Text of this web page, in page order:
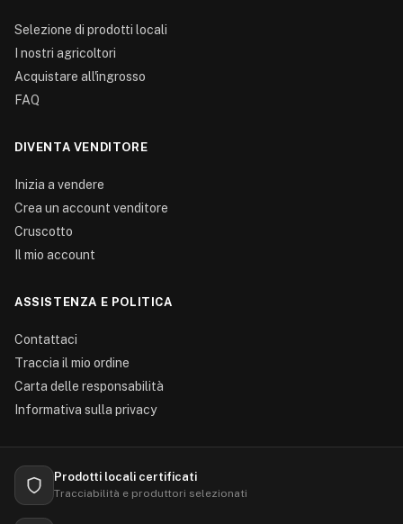
Selezione di prodotti locali
I nostri agricoltori
Acquistare all'ingrosso
FAQ
DIVENTA VENDITORE
Inizia a vendere
Crea un account venditore
Cruscotto
Il mio account
ASSISTENZA E POLITICA
Contattaci
Traccia il mio ordine
Carta delle responsabilità
Informativa sulla privacy
Prodotti locali certificati
Tracciabilità e produttori selezionati